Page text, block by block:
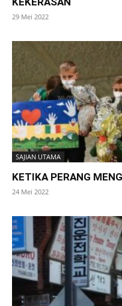
29 Mei 2022
SAJIAN UTAMA
KETIKA PERANG
24 Mei 2022